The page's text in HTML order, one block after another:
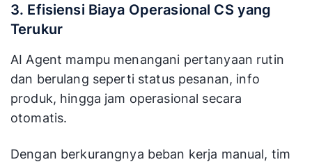
3. Efisiensi Biaya Operasional CS yang
Terukur
AI Agent mampu menangani pertanyaan rutin
dan berulang seperti status pesanan, info
produk, hingga jam operasional secara
otomatis.
Dengan berkurangnya beban kerja manual, tim